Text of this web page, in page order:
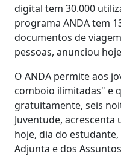
digital tem 30.000
programa ANDA tem
documentos de
pessoas, anunciou
O ANDA permite aos
comboio ilimitadas" e
gratuitamente, seis
Juventude,
hoje, dia do
Adjunta e dos